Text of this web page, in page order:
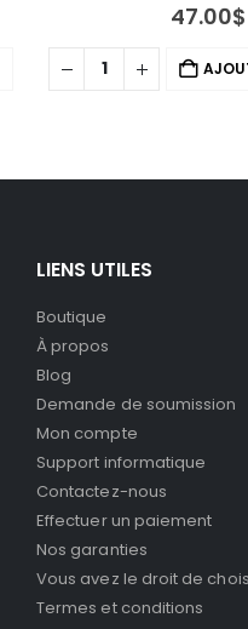
47.00$
LIENS UTILES
Boutique
À propos
Blog
Demande de soumission
Mon compte
Support informatique
Contactez-nous
Effectuer un paiement
Nos garanties
Vous avez le droit de
Termes et conditions